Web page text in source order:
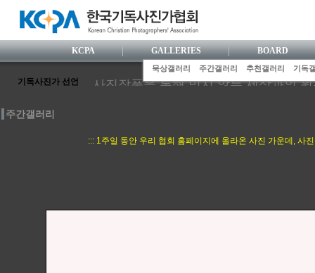
KCPA GALLERIES
묵상갤러리 주간갤러리 추천갤러리 기독
BOARD
기독사진가 선언
사진작품을 통해 믿지 않는 세상과의
한국사람 특유의 섬세한 감수성으로
주간갤러리
::: 1주일 동안 우리 협회 홈페이지에 올라온 사진 가운데, 사